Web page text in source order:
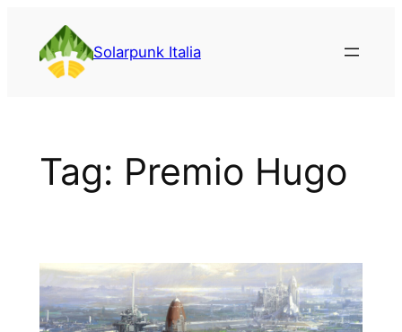
contenuto
Solarpunk Italia
Tag: Premio Hugo